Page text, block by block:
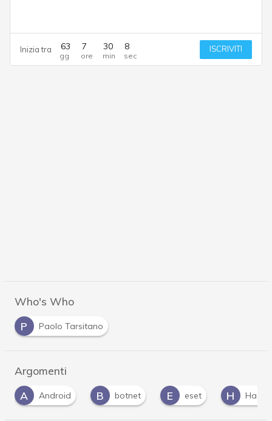
Inizia tra 63 7 30 7 ISCRIVITI
Who's Who
P
Paolo Tarsitano
Argomenti
B
botnet E eset Hacker M